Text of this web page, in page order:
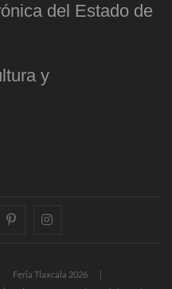
del Estado de
y
pinterestinstagram
Feria Tlaxcala 2026